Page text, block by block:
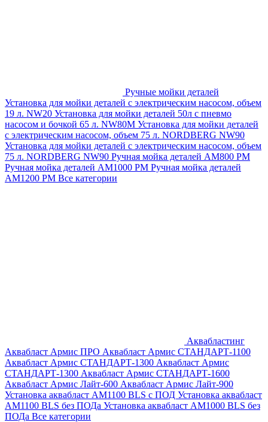
Ручные мойки деталей
Установка для мойки деталей с электрическим насосом, объем
19 л. NW20 Установка для мойки деталей 50л с пневмо
насосом и бочкой 65 л. NW80M Установка для мойки деталей
с электрическим насосом, объем 75 л. NORDBERG NW90
Установка для мойки деталей с электрическим насосом, объем
75 л. NORDBERG NW90 Ручная мойка деталей АМ800 РМ
Ручная мойка деталей АМ1000 РМ Ручная мойка деталей
АМ1200 РМ Все категории
Аквабластинг
Аквабласт Армис ПРО Аквабласт Армис СТАНДАРТ-1100
Аквабласт Армис СТАНДАРТ-1300 Аквабласт Армис
СТАНДАРТ-1300 Аквабласт Армис СТАНДАРТ-1600
Аквабласт Армис Лайт-600 Аквабласт Армис Лайт-900
Установка аквабласт AM1100 BLS с ПОД Установка аквабласт
AM1100 BLS без ПОДа Установка аквабласт AM1000 BLS без
ПОДа Все категории